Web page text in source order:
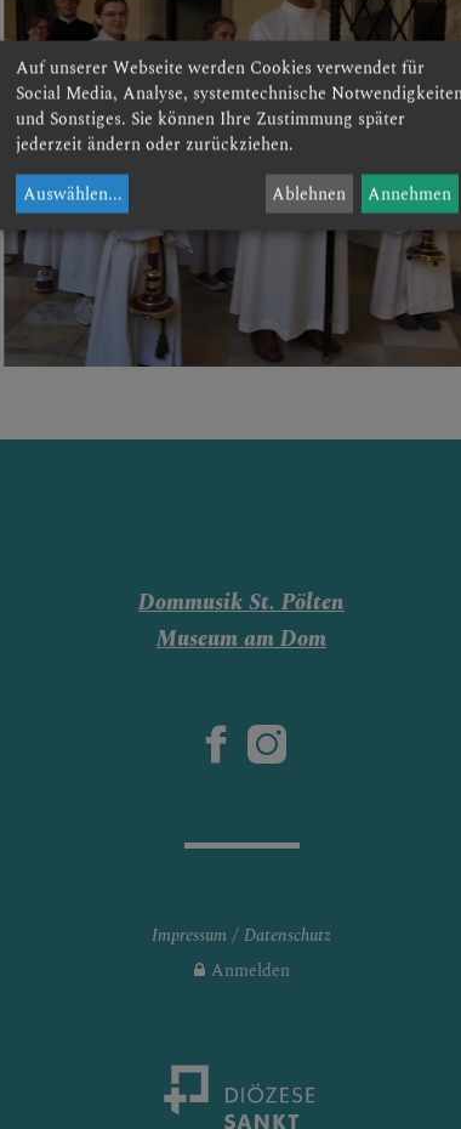
Dommusik St. Pölten
Museum am Dom
Impressum
Datenschutz
Anmelden
Auf unserer Webseite werden Cookies verwendet für
Social Media, Analyse, systemtechnische
und Sonstiges. Sie können Ihre Zustimmung später
jederzeit ändern oder zurückziehen.
Auswählen... Ablehnen Annehmen